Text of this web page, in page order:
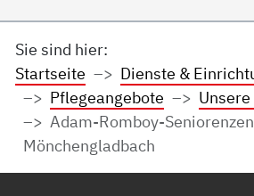
Sie sind hier:
Startseite
Dienste &
Pflegeangebote
Adam-Romboy-
Mönchengladbach